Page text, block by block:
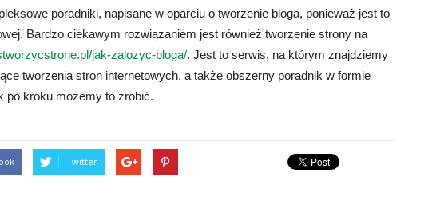
poradniki, napisane w oparciu o tworzenie bloga, ponieważ jest to
Bardzo ciekawym rozwiązaniem jest również tworzenie strony na
jak-zalozyc-bloga/. Jest to serwis, na którym znajdziemy
tworzenia stron internetowych, a także obszerny poradnik w formie
po kroku możemy to zrobić.
Twitter